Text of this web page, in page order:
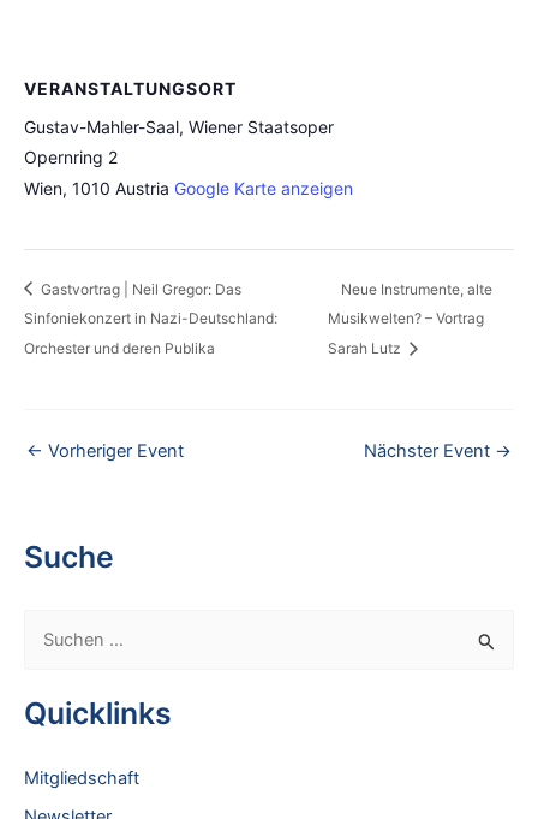
VERANSTALTUNGSORT
Gustav-Mahler-Saal, Wiener Staatsoper
Opernring 2
Wien, 1010 Austria Google Karte anzeigen
Gastvortrag | Neil Gregor: Das
Sinfoniekonzert in Nazi-Deutschland:
Orchester und deren Publika
Neue Instrumente, alte
Musikwelten? – Vortrag
Sarah Lutz
← Vorheriger Event Nächster Event →
Suche
h
Quicklinks
Mitgliedschaft